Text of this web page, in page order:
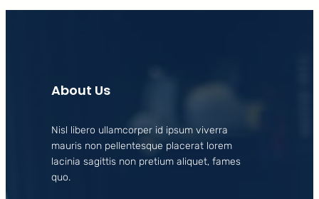
About Us
Nisl libero ullamcorper id ipsum viverra
mauris non pellentesque placerat lorem
lacinia sagittis non pretium aliquet, fames
quo.